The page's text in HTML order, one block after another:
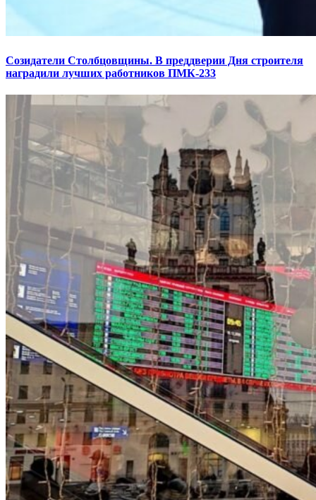
Созидатели Столбцовщины. В преддверии Дня строителя
наградили лучших работников ПМК-233